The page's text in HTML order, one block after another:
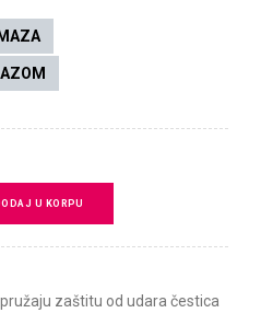
U KORPU
zaštitu od udara čestica